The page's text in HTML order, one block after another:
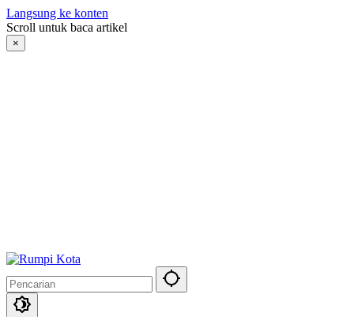
Langsung ke konten
Scroll untuk baca artikel
×